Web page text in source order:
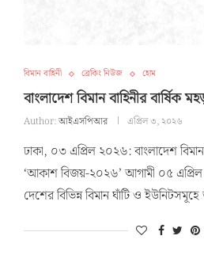
বিমান বাহিনী ব্রেকিং নিউজ হোম
বাংলাদেশ বিমান বাহিনীর
Author:আইএসপিআর এপ্রিল ৩, ২০২৬
ঢাকা, ০৩ এপ্রিল ২০২৬: বাংলাদেশ বিমান
‘আকাশ বিজয়-২০২৬’ আগামী ০৫
দেশের বিভিন্ন বিমান ঘাঁটি ও